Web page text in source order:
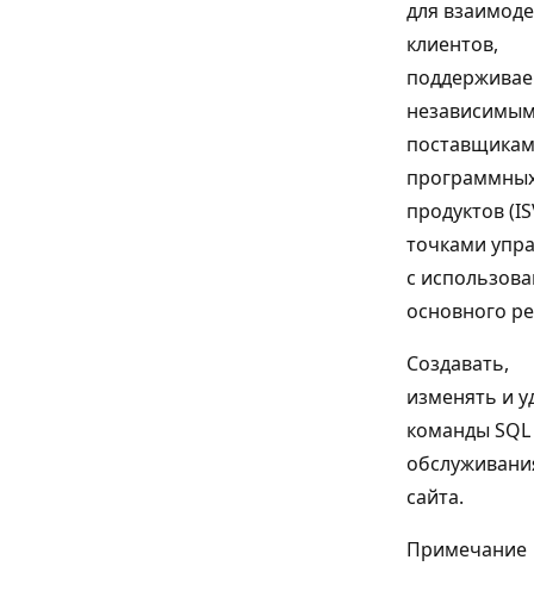
для
клиентов,
продуктов
точками
с
основного
Создавать,
изменять и
команды
сайта.
Примечание